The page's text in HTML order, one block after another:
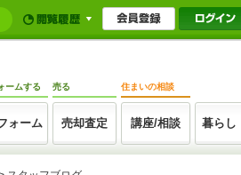
ームする
ォーム
売る
売却査定
住まいの相談
講座/相談 暮らし